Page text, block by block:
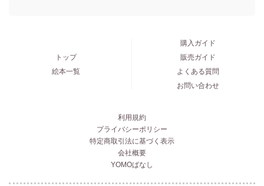
トップ
絵本一覧
購入ガイド
販売ガイド
よくある質問
お問い合わせ
利用規約
プライバシーポリシー
特定商取引法に基づく表示
会社概要
YOMOばなし